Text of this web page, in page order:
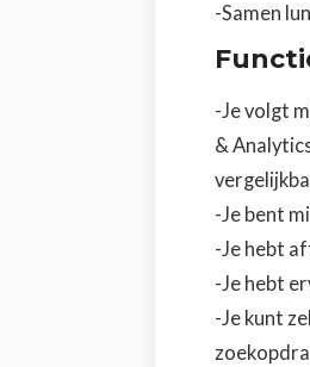
-Samen
-Je volgt
&
-Je bent
-Je hebt
-Je hebt
-Je kunt